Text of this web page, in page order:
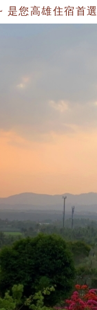
高雄住宿首選 ~ ~